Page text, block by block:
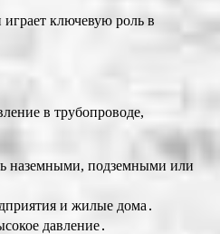
ключевую роль в
в трубопроводе,
наземными, подземными или
и жилые дома․
давление․